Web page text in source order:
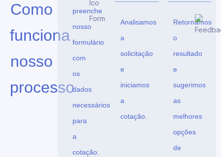
Como
funciona
nosso
processo
preenche
nosso
formulário
com
os
dados
necessários
para
a
cotação.
Analisamos
a
solicitação
e
iniciamos
a
cotação.
Retornamos
o
resultado
e
sugerimos
as
melhores
opções
de